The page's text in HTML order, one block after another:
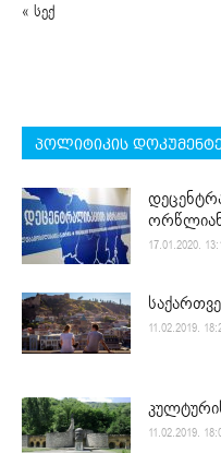
« სექ
პოლიტიკის
17.01.2020.
11.02.2019.
11.02.2019.